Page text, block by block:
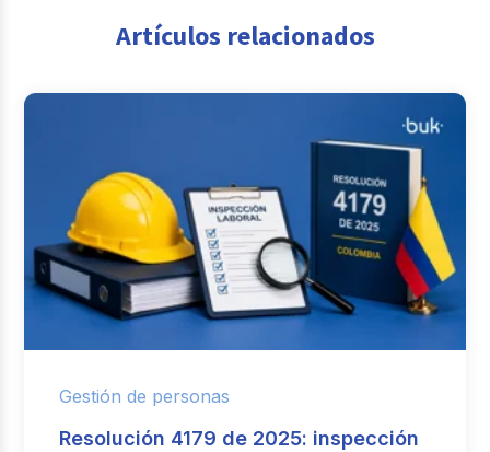
Artículos relacionados
Gestión de personas
Resolución 4179 de 2025: inspección